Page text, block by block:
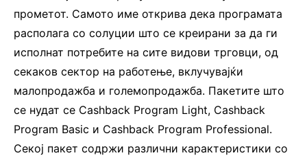
прометот. Самото име открива дека програмата
располага со солуции што се креирани за да ги
исполнат потребите на сите видови трговци, од
секаков сектор на работење, вклучувајќи
малопродажба и големопродажба. Пакетите што
се нудат се Cashback Program Light, Cashback
Program Basic и Cashback Program Professional.
Секој пакет содржи различни карактеристики со